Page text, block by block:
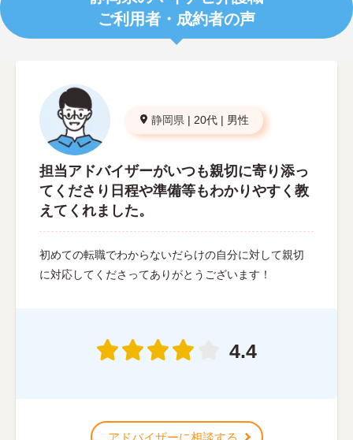
ご利用者・成約者の声
静岡県 | 20代 | 男性
担当アドバイザーがいつも親切に寄り添っ
てくださり日程や準備等もわかりやすく教
えてくれました。
初めての転職でわからないだらけの自分に対して親切
に対応してくださってありがとうございます！
4.4
アドバイザーに相談する